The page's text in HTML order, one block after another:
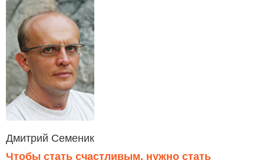
Дмитрий Семеник
Чтобы стать счастливым, нужно стать